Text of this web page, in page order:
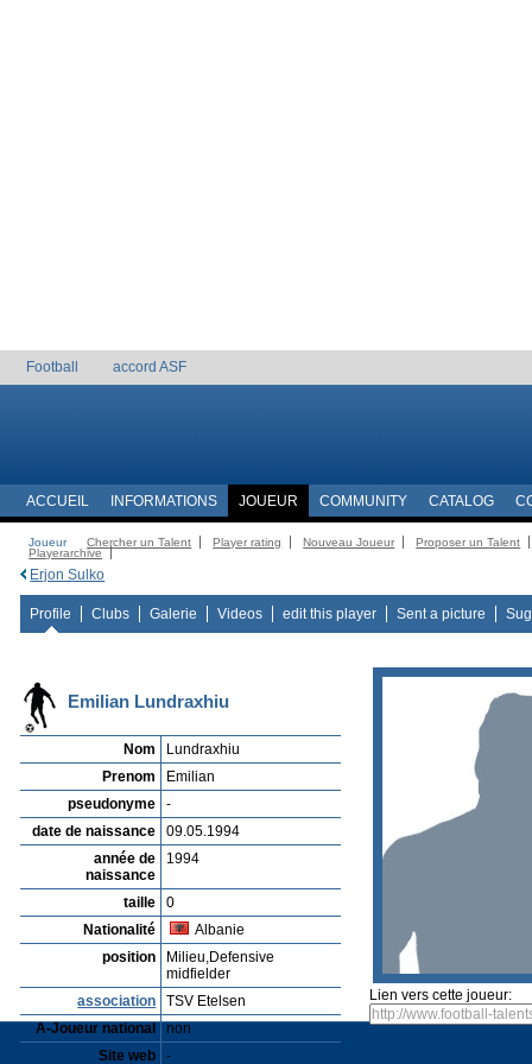
Football accord ASF
ACCUEIL INFORMATIONS JOUEUR COMMUNITY CATALOG
Joueur Chercher un Talent Player rating Nouveau Joueur
Proposer un Talent
Playerarchive
Erjon Sulko
Profile Clubs Galerie Videos edit this player Sent a picture
Emilian Lundraxhiu
Nom
Lundraxhiu
Prenom
Emilian
pseudonyme
-
date de naissance
09.05.1994
année de
naissance
1994
taille
0
Nationalité
Albanie
position
Milieu,Defensive
midfielder
association
TSV Etelsen
A-Joueur national
non
Site web
-
Lien vers cette joueur: